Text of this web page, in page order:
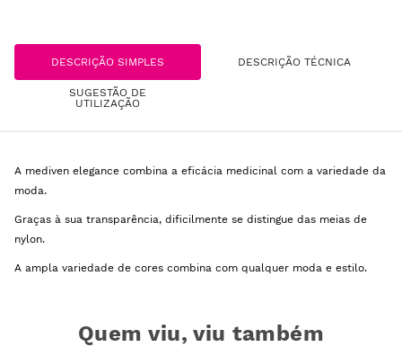
DESCRIÇÃO SIMPLES DESCRIÇÃO TÉCNICA
SUGESTÃO DE
UTILIZAÇÃO
A mediven elegance combina a eficácia medicinal com a variedade da
moda.
Graças à sua transparência, dificilmente se distingue das meias de
nylon.
A ampla variedade de cores combina com qualquer moda e estilo.
Quem viu, viu também